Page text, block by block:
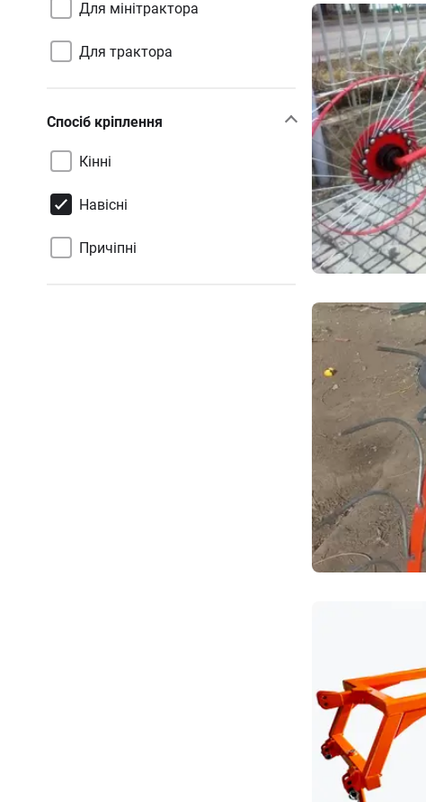
Для мінітрактора
Для трактора
Спосіб кріплення
Кінні
Навісні
Причіпні